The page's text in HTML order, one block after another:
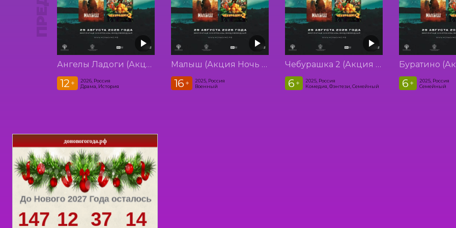
Ангелы Ладоги (Акция Ночь Кино 2026)
12 +
2026, Россия
Драма, История
Малыш (Акция Ночь Кино 2026)
16 +
2025, Россия
Военный
Чебурашка 2 (Акция Ночь Кино 2026)
6 +
2025, Россия
Комедия, Фэнтези, Семейный
6 +
2025, Россия
Семейный